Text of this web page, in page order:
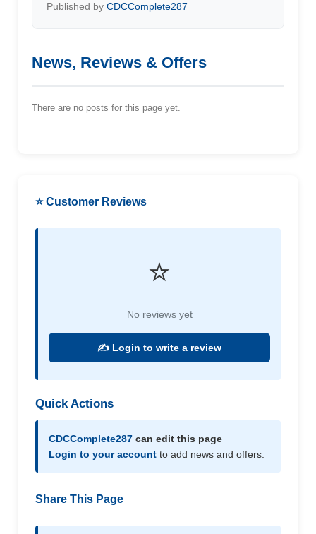
Published by CDCComplete287
News, Reviews & Offers
There are no posts for this page yet.
⭐ Customer Reviews
⭐
No reviews yet
✍️ Login to write a review
Quick Actions
CDCComplete287 can edit this page
Login to your account to add news and offers.
Share This Page